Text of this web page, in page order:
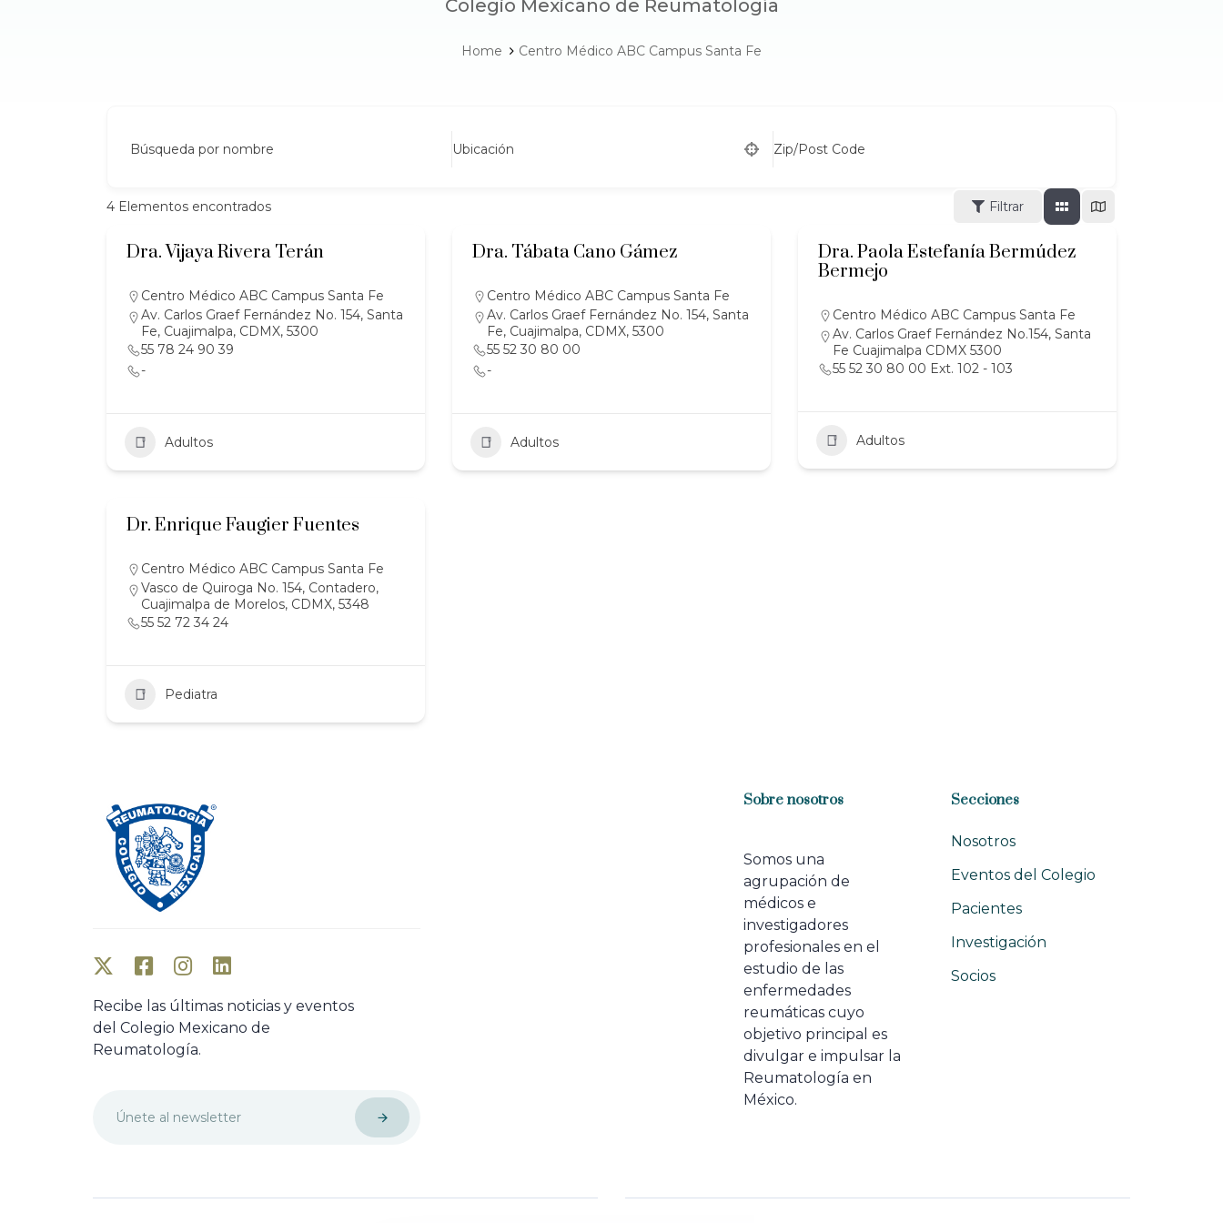
Colegio Mexicano de Reumatología
Home Centro Médico ABC Campus Santa Fe
Búsqueda por nombre Ubicación Zip/Post Code
4 Elementos encontrados Filtrar
Dra. Vijaya Rivera Terán
Centro Médico ABC Campus Santa Fe
Av. Carlos Graef Fernández No. 154, Santa
Fe, Cuajimalpa, CDMX, 5300
55 78 24 90 39
-
Adultos
Dra. Tábata Cano Gámez
Centro Médico ABC Campus Santa Fe
Av. Carlos Graef Fernández No. 154, Santa
Fe, Cuajimalpa, CDMX, 5300
55 52 30 80 00
-
Adultos
Dra. Paola Estefanía Bermúdez
Bermejo
Centro Médico ABC Campus Santa Fe
Av. Carlos Graef Fernández No.154, Santa
Fe Cuajimalpa CDMX 5300
55 52 30 80 00 Ext. 102 - 103
Adultos
Dr. Enrique Faugier Fuentes
Centro Médico ABC Campus Santa Fe
Vasco de Quiroga No. 154, Contadero,
Cuajimalpa de Morelos, CDMX, 5348
55 52 72 34 24
Pediatra
Recibe las últimas noticias y eventos
del Colegio Mexicano de
Reumatología.
Sobre nosotros
Somos una
agrupación de
médicos e
investigadores
profesionales en el
estudio de las
enfermedades
reumáticas cuyo
objetivo principal es
divulgar e impulsar la
Reumatología en
México.
Secciones
Nosotros
Eventos del Colegio
Pacientes
Investigación
Socios